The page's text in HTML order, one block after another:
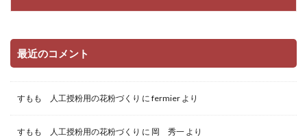
最近のコメント
すもも 人工授粉用の花粉づくり に fermier より
すもも 人工授粉用の花粉づくり に 岡 秀一 より